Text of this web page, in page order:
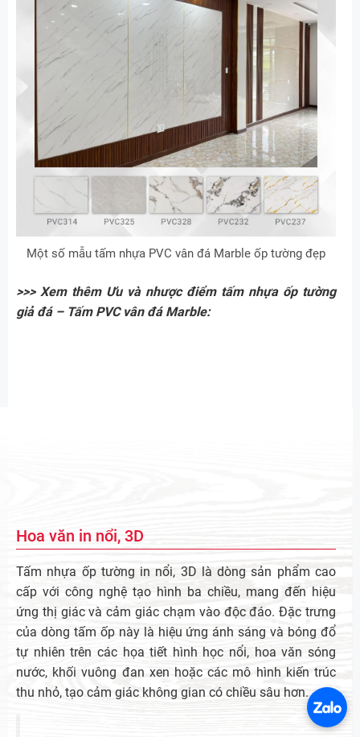
Một số mẫu tấm nhựa PVC vân đá Marble ốp tường đẹp
>>> Xem thêm Ưu và nhược điểm tấm nhựa ốp tường
giả đá – Tấm PVC vân đá Marble:
Hoa văn in nổi, 3D
Tấm nhựa ốp tường in nổi, 3D là dòng sản phẩm cao
cấp với công nghệ tạo hình ba chiều, mang đến hiệu
ứng thị giác và cảm giác chạm vào độc đáo. Đặc trưng
của dòng tấm ốp này là hiệu ứng ánh sáng và bóng đổ
tự nhiên trên các họa tiết hình học nổi, hoa văn sóng
nước, khối vuông đan xen hoặc các mô hình kiến trúc
thu nhỏ, tạo cảm giác không gian có chiều sâu hơn.